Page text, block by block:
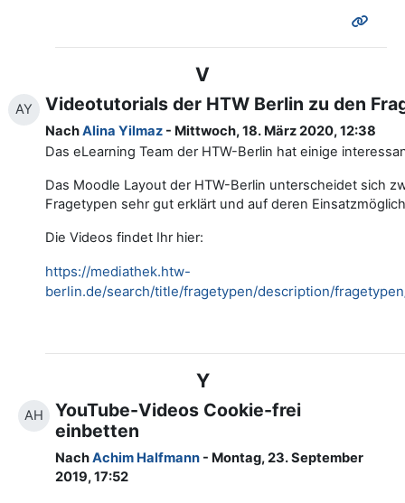
V
AY Videotutorials der HTW Berlin zu den
NachAlina Yilmaz - Mittwoch, 18. März 2020, 12:38
Das eLearning Team der HTW-Berlin hat einige
Das Moodle Layout der HTW-Berlin unterscheidet sich
Fragetypen sehr gut erklärt und auf deren
Die Videos findet Ihr hier:
https://mediathek.htw-
berlin.de/search/title/fragetypen/description/
Y
AH
YouTube-Videos Cookie-frei
einbetten
NachAchim Halfmann - Montag, 23. September
2019, 17:52